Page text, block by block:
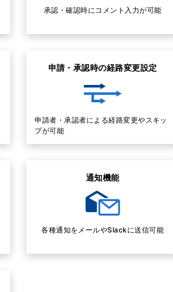
承認・確認時にコメント入力が可能
申請・承認時の経路変更設定
申請者・承認者による経路変更やスキッ
プが可能
通知機能
各種通知をメールやSlackに送信可能